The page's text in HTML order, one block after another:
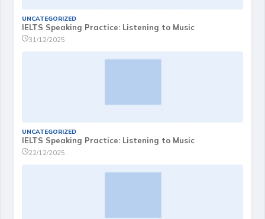
UNCATEGORIZED
IELTS Speaking Practice: Listening to Music
31/12/2025
UNCATEGORIZED
IELTS Speaking Practice: Listening to Music
22/12/2025